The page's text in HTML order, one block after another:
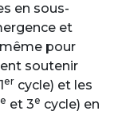
en sous-
et
pour
soutenir
er cycle) et les
e et 3e cycle) en